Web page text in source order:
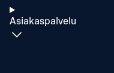
Asiakaspalvelu